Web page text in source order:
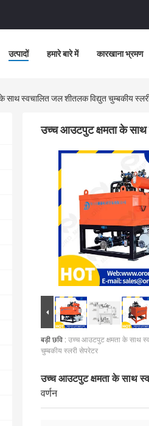
उत्पादों हमारे बारे में कारखाना भ्रमण
साथ स्वचालित जल शीतलक विद्युत चुम्बकीय
उच्च आउटपुट क्षमता के साथ
बड़ी छवि : उच्च आउटपुट क्षमता के साथ
चुम्बकीय स्लरी सेपरेटर
उच्च आउटपुट क्षमता के साथ
वर्णन